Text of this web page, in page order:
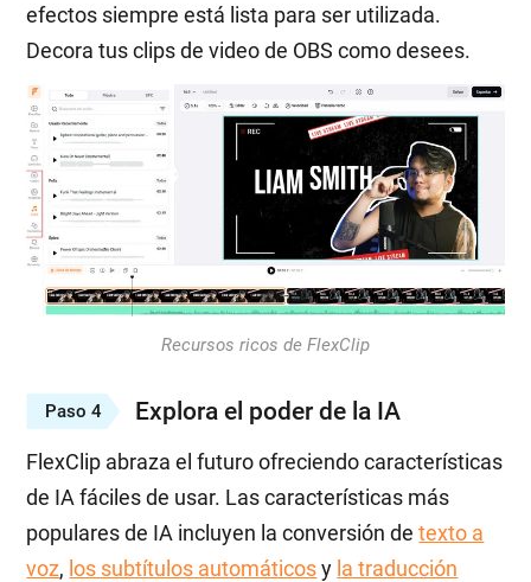
efectos siempre está lista para ser utilizada.
Decora tus clips de video de OBS como desees.
Recursos ricos de FlexClip
Paso 4 Explora el poder de la IA
FlexClip abraza el futuro ofreciendo características
de IA fáciles de usar. Las características más
populares de IA incluyen la conversión detexto a
voz, los subtítulos automáticosy la traducción